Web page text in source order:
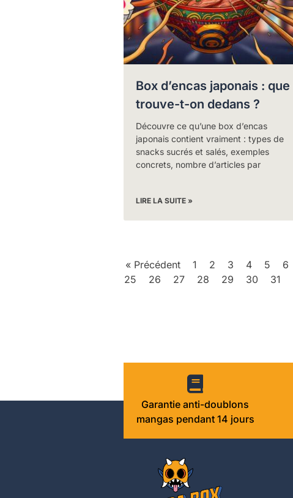
Box d’encas japonais : que
trouve-t-on dedans ?
Découvre ce qu’une box d’encas
japonais contient vraiment : types de
snacks sucrés et salés, exemples
concrets, nombre d’articles par
LIRE LA SUITE »
« Précédent 1 2 3 4 5 6
25
26 27 28 29 30 31
Garantie anti-doublons
mangas pendant 14 jours